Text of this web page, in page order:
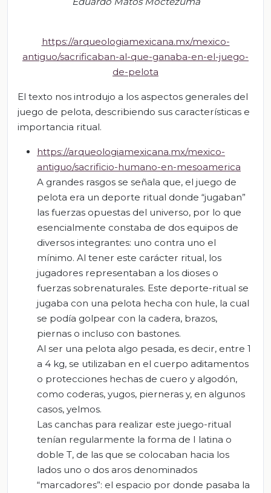
https://arqueologiamexicana.mx/mexico-
antiguo/sacrificaban-al-que-ganaba-en-el-juego-
de-pelota
El texto nos introdujo a los aspectos generales del
juego de pelota, describiendo sus características e
importancia ritual.
https://arqueologiamexicana.mx/mexico-
antiguo/sacrificio-humano-en-mesoamerica
A grandes rasgos se señala que, el juego de
pelota era un deporte ritual donde “jugaban”
las fuerzas opuestas del universo, por lo que
esencialmente constaba de dos equipos de
diversos integrantes: uno contra uno el
mínimo. Al tener este carácter ritual, los
jugadores representaban a los dioses o
fuerzas sobrenaturales. Este deporte-ritual se
jugaba con una pelota hecha con hule, la cual
se podía golpear con la cadera, brazos,
piernas o incluso con bastones.
Al ser una pelota algo pesada, es decir, entre 1
a 4 kg, se utilizaban en el cuerpo aditamentos
o protecciones hechas de cuero y algodón,
como coderas, yugos, pierneras y, en algunos
casos, yelmos.
Las canchas para realizar este juego-ritual
tenían regularmente la forma de I latina o
doble T, de las que se colocaban hacia los
lados uno o dos aros denominados
“marcadores”: el espacio por donde pasaba la